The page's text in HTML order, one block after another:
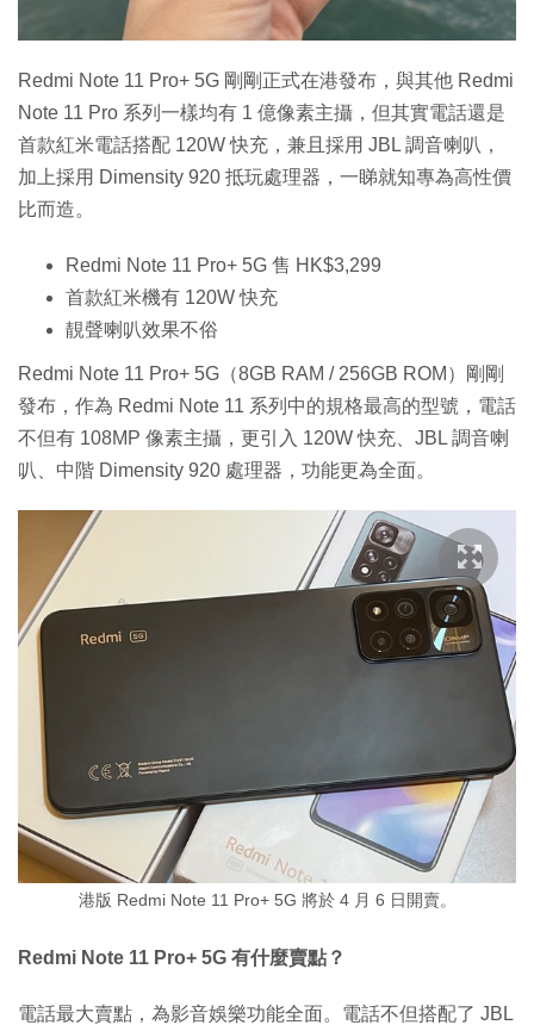
Redmi Note 11 Pro+ 5G 剛剛正式在港發布，與其他 Redmi
Note 11 Pro 系列一樣均有 1 億像素主攝，但其實電話還是
首款紅米電話搭配 120W 快充，兼且採用 JBL 調音喇叭，
加上採用 Dimensity 920 抵玩處理器，一睇就知專為高性價
比而造。
Redmi Note 11 Pro+ 5G 售 HK$3,299
首款紅米機有 120W 快充
靚聲喇叭效果不俗
Redmi Note 11 Pro+ 5G（8GB RAM / 256GB ROM）剛剛
發布，作為 Redmi Note 11 系列中的規格最高的型號，電話
不但有 108MP 像素主攝，更引入 120W 快充、JBL 調音喇
叭、中階 Dimensity 920 處理器，功能更為全面。
港版 Redmi Note 11 Pro+ 5G 將於 4 月 6 日開賣。
Redmi Note 11 Pro+ 5G 有什麼賣點？
電話最大賣點，為影音娛樂功能全面。電話不但搭配了 JBL